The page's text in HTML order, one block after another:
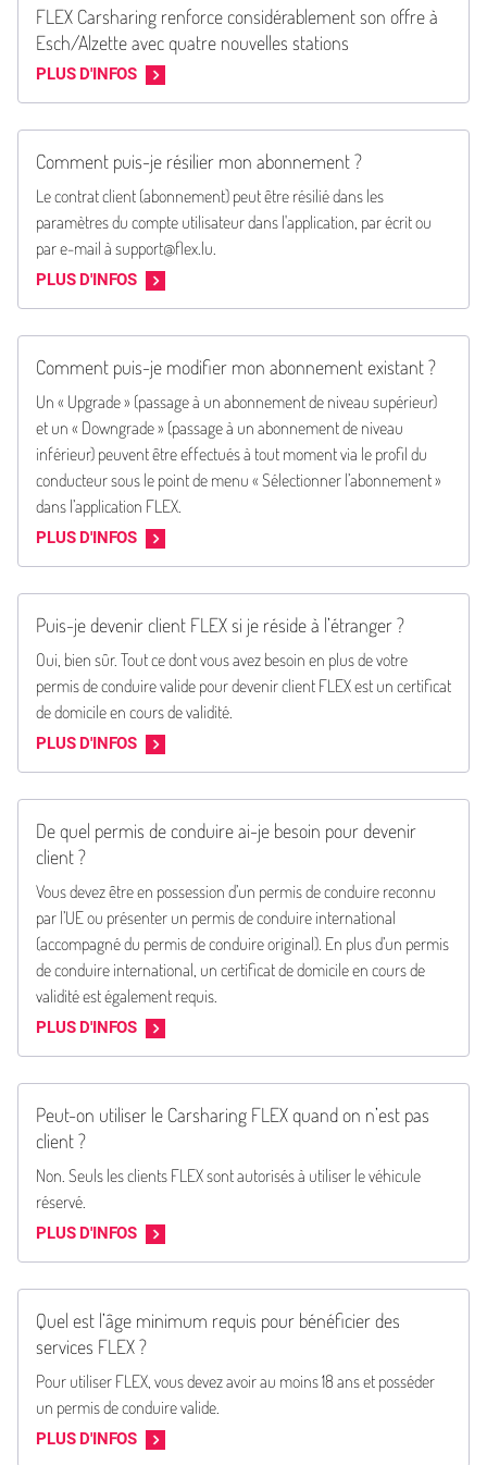
FLEX Carsharing renforce considérablement son offre à
Esch/Alzette avec quatre nouvelles stations
PLUS D'INFOS
Comment puis-je résilier mon abonnement ?
Le contrat client (abonnement) peut être résilié dans les
paramètres du compte utilisateur dans l'application, par écrit ou
par e-mail à support@flex.lu.
PLUS D'INFOS
Comment puis-je modifier mon abonnement existant ?
Un « Upgrade » (passage à un abonnement de niveau supérieur)
et un « Downgrade » (passage à un abonnement de niveau
inférieur) peuvent être effectués à tout moment via le profil du
conducteur sous le point de menu « Sélectionner l’abonnement »
dans l’application FLEX.
PLUS D'INFOS
Puis-je devenir client FLEX si je réside à l’étranger ?
Oui, bien sûr. Tout ce dont vous avez besoin en plus de votre
permis de conduire valide pour devenir client FLEX est un certificat
de domicile en cours de validité.
PLUS D'INFOS
De quel permis de conduire ai-je besoin pour devenir
client ?
Vous devez être en possession d’un permis de conduire reconnu
par l’UE ou présenter un permis de conduire international
(accompagné du permis de conduire original). En plus d’un permis
de conduire international, un certificat de domicile en cours de
validité est également requis.
PLUS D'INFOS
Peut-on utiliser le Carsharing FLEX quand on n’est pas
client ?
Non. Seuls les clients FLEX sont autorisés à utiliser le véhicule
réservé.
PLUS D'INFOS
Quel est l’âge minimum requis pour bénéficier des
services FLEX ?
Pour utiliser FLEX, vous devez avoir au moins 18 ans et posséder
un permis de conduire valide.
PLUS D'INFOS